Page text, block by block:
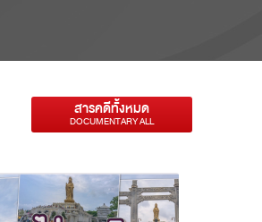
สารคดีทั้งหมด
DOCUMENTARY ALL